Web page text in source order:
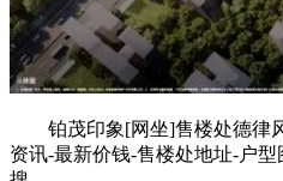
铂茂印象[网坐]售楼处德律
资讯-最新价钱-售楼处地址-户